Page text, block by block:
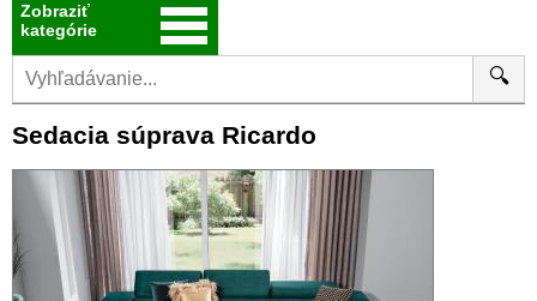
Zobraziť
kategórie
🔍
Sedacia súprava Ricardo